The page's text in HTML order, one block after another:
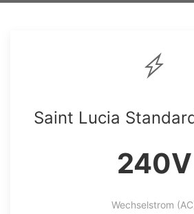
Saint Lucia
240V
Wechselstrom